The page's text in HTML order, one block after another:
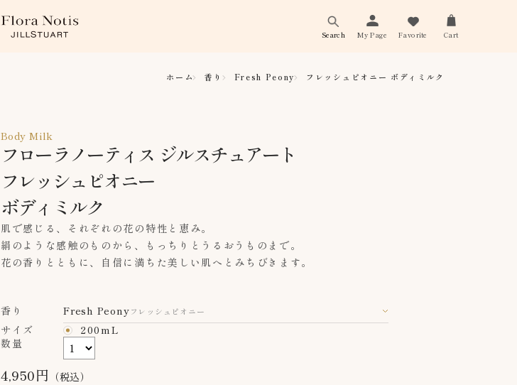
Search My Page Favorite Cart
ホーム 香り Fresh Peony フレッシュピオニー ボディミルク
Body Milk
フローラノーティス ジルスチュアート
フレッシュピオニー
ボディミルク
肌で感じる、それぞれの花の特性と恵み。
絹のような感触のものから、もっちりとうるおうものまで。
花の香りとともに、自信に満ちた美しい肌へとみちびきます。
香り Fresh Peonyフレッシュピオニー
サイズ
200mL
数量
4,950円 （税込）